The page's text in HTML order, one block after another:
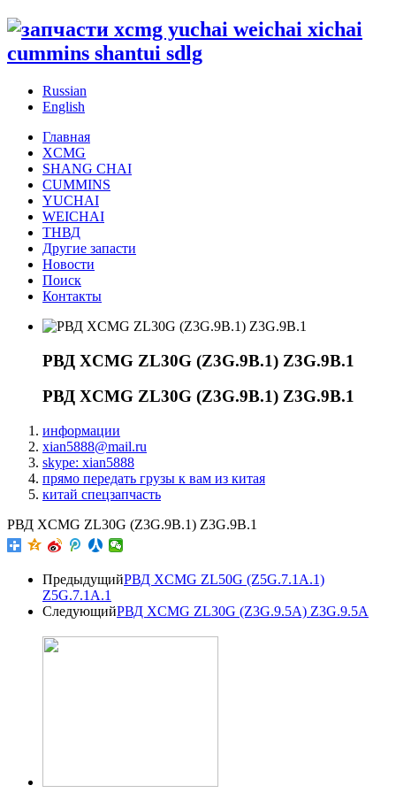
Russian
English
Главная
XCMG
SHANG CHAI
CUMMINS
YUCHAI
WEICHAI
ТНВД
Другие запасти
Новости
Поиск
Контакты
РВД XCMG ZL30G (Z3G.9B.1) Z3G.9B.1
РВД XCMG ZL30G (Z3G.9B.1) Z3G.9B.1
информации
xian5888@mail.ru
skype: xian5888
прямо передать грузы к вам из китая
китай спецзапчасть
РВД XCMG ZL30G (Z3G.9B.1) Z3G.9B.1
ПредыдущийРВД XCMG ZL50G (Z5G.7.1A.1)
Z5G.7.1A.1
СледующийРВД XCMG ZL30G (Z3G.9.5A) Z3G.9.5A